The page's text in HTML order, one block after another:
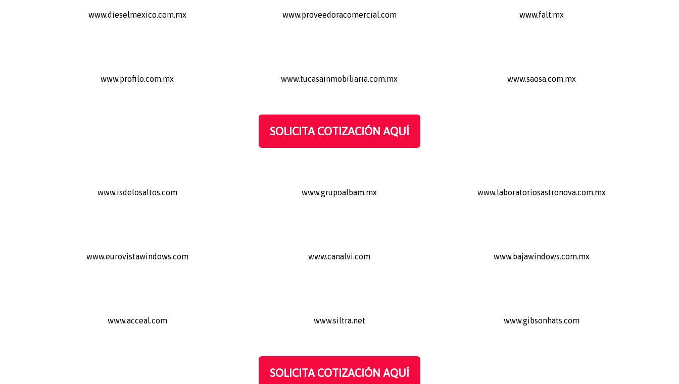
www.dieselmexico.com.mx www.proveedoracomercial.com www.falt.mx
www.profilo.com.mx www.tucasainmobiliaria.com.mx www.saosa.com.mx
SOLICITA COTIZACIÓN AQUÍ
www.isdelosaltos.com www.grupoalbam.mx www.laboratoriosastronova.com.mx
www.eurovistawindows.com www.canalvi.com www.bajawindows.com.mx
www.acceal.com www.siltra.net www.gibsonhats.com
SOLICITA COTIZACIÓN AQUÍ